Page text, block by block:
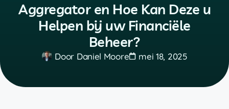
Aggregator en Hoe Kan Deze u
Helpen bij uw Financiële
Beheer?
Door Daniel Moore mei 18, 2025